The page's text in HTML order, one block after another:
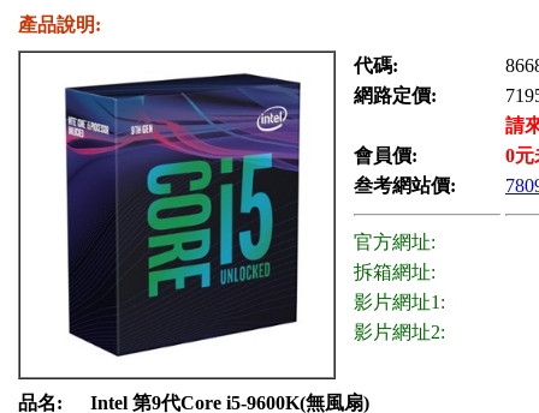
產品說明:
代碼:
網路定價:
請
會員價:
0元
叁考網站價:
官方網址:
拆箱網址:
影片網址1:
影片網址2:
品名:
Intel 第9代Core i5-9600K(無風扇)